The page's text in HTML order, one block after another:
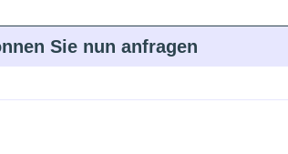
Sie nun anfragen